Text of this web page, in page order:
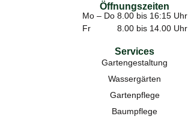
Öffnungszeiten
Mo – Do 8.00 bis 16:15 Uhr
Fr 8.00 bis 14.00 Uhr
Services
Gartengestaltung
Wassergärten
Gartenpflege
Baumpflege